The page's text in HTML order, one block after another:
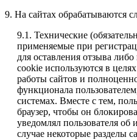
9. На сайтах обрабатываются
9.1. Технические
применяемые при
для оставления отзыва
cookie используются в
работы сайтов и
функционала
системах. Вместе с тем,
браузер, чтобы он
уведомлял пользователя
случае некоторые разделы